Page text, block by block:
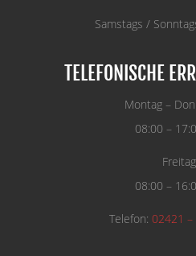
Samstags /
TELEFONISCHE
Montag –
08:00 –
08:00 –
Telefon: 02421